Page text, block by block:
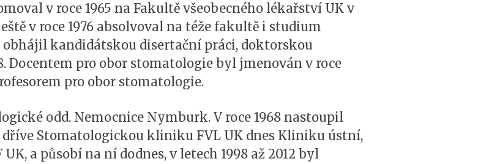
v roce 1965 na Fakultě všeobecného lékařství UK v
v roce 1976 absolvoval na téže fakultě i studium
obhájil kandidátskou disertační práci, doktorskou
Docentem pro obor stomatologie byl jmenován v roce
pro obor stomatologie.
odd. Nemocnice Nymburk. V roce 1968 nastoupil
dříve Stomatologickou kliniku FVL UK dnes Kliniku ústní,
a působí na ní dodnes, v letech 1998 až 2012 byl